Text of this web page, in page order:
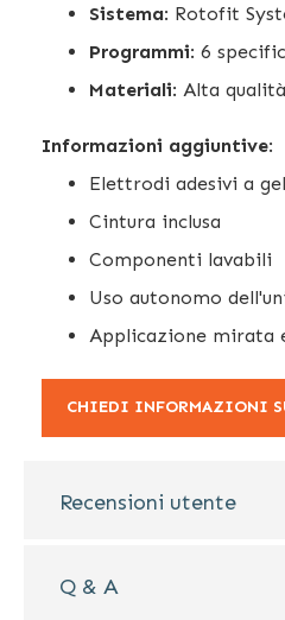
Sistema: Rotofit
Programmi: 6
Materiali: Alta qualità
Informazioni aggiuntive:
Elettrodi adesivi a gel
Cintura inclusa
Componenti lavabili
Uso autonomo
Applicazione mirata
CHIEDI INFORMAZIONI
Recensioni utente
Q & A